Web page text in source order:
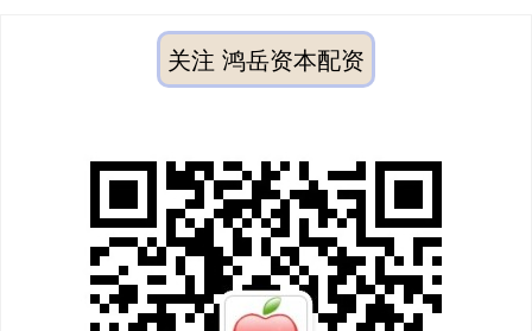
关注 鸿岳资本配资